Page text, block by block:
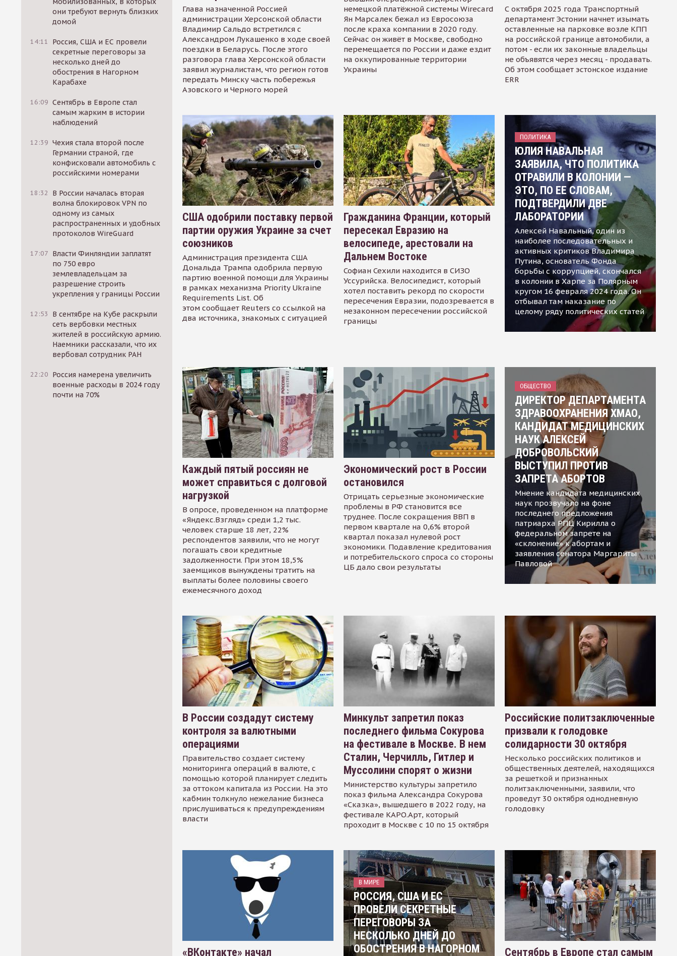
они требуют вернуть близких
домой
14:11
Россия, США и ЕС провели
секретные переговоры за
несколько дней до
обострения в Нагорном
Карабахе
16:09 Сентябрь в Европе стал
самым жарким в истории
наблюдений
12:39 Чехия стала второй после
Германии страной, где
конфисковали автомобиль с
российскими номерами
18:32
В России началась вторая
волна блокировок VPN по
одному из самых
распространенных и удобных
протоколов WireGuard
17:07 Власти Финляндии заплатят
по 750 евро
землевладельцам за
разрешение строить
укрепления у границы России
12:53
В сентябре на Кубе раскрыли
сеть вербовки местных
жителей в российскую армию.
Наемники рассказали, что их
вербовал сотрудник РАН
22:20 Россия намерена увеличить
военные расходы в 2024 году
почти на 70%
Глава назначенной Россией
администрации Херсонской области
Владимир Сальдо встретился с
Александром Лукашенко в ходе своей
поездки в Беларусь. После этого
разговора глава Херсонской области
заявил журналистам, что регион готов
передать Минску часть побережья
Азовского и Черного морей
немецкой платёжной системы Wirecard
Ян Марсалек бежал из Евросоюза
после краха компании в 2020 году.
Сейчас он живёт в Москве, свободно
перемещается по России и даже ездит
на оккупированные территории
Украины
С октября 2025 года Транспортный
департамент Эстонии начнет изымать
оставленные на парковке возле КПП
на российской границе автомобили, а
потом - если их законные владельцы
не объявятся через месяц - продавать.
Об этом сообщает эстонское издание
ERR
США одобрили поставку первой
партии оружия Украине за счет
союзников
Администрация президента США
Дональда Трампа одобрила первую
партию военной помощи для Украины
в рамках механизма Priority Ukraine
Requirements List. Об
этом сообщает Reuters со ссылкой на
два источника, знакомых с ситуацией
Гражданина Франции, который
пересекал Евразию на
велосипеде, арестовали на
Дальнем Востоке
Софиан Сехили находится в СИЗО
Уссурийска. Велосипедист, который
хотел поставить рекорд по скорости
пересечения Евразии, подозревается в
незаконном пересечении российской
границы
ПОЛИТИКА
ЮЛИЯ НАВАЛЬНАЯ
ЗАЯВИЛА, ЧТО ПОЛИТИКА
ОТРАВИЛИ В КОЛОНИИ —
ЭТО, ПО ЕЕ СЛОВАМ,
ПОДТВЕРДИЛИ ДВЕ
ЛАБОРАТОРИИ
Алексей Навальный, один из
наиболее последовательных и
активных критиков Владимира
Путина, основатель Фонда
борьбы с коррупцией, скончался
в колонии в Харпе за Полярным
кругом 16 февраля 2024 года. Он
отбывал там наказание по
целому ряду политических статей
Каждый пятый россиян не
может справиться с долговой
нагрузкой
В опросе, проведенном на платформе
«Яндекс.Взгляд» среди 1,2 тыс.
человек старше 18 лет, 22%
респондентов заявили, что не могут
погашать свои кредитные
задолженности. При этом 18,5%
заемщиков вынуждены тратить на
выплаты более половины своего
ежемесячного доход
Экономический рост в России
остановился
Отрицать серьезные экономические
проблемы в РФ становится все
труднее. После сокращения ВВП в
первом квартале на 0,6% второй
квартал показал нулевой рост
экономики. Подавление кредитования
и потребительского спроса со стороны
ЦБ дало свои результаты
ОБЩЕСТВО
ДИРЕКТОР ДЕПАРТАМЕНТА
ЗДРАВООХРАНЕНИЯ ХМАО,
КАНДИДАТ МЕДИЦИНСКИХ
НАУК АЛЕКСЕЙ
ДОБРОВОЛЬСКИЙ
ВЫСТУПИЛ ПРОТИВ
ЗАПРЕТА АБОРТОВ
Мнение кандидата медицинских
наук прозвучало на фоне
последнего предложения
патриарха РПЦ Кирилла о
федеральном запрете на
«склонение» к абортам и
заявления сенатора Маргариты
Павловой
В России создадут систему
контроля за валютными
операциями
Правительство создает систему
мониторинга операций в валюте, с
помощью которой планирует следить
за оттоком капитала из России. На это
кабмин толкнуло нежелание бизнеса
прислушиваться к предупреждениям
власти
Минкульт запретил показ
последнего фильма Сокурова
на фестивале в Москве. В нем
Сталин, Черчилль, Гитлер и
Муссолини спорят о жизни
Министерство культуры запретило
показ фильма Александра Сокурова
«Сказка», вышедшего в 2022 году, на
фестивале КАРО.Арт, который
проходит в Москве с 10 по 15 октября
Российские политзаключенные
призвали к голодовке
солидарности 30 октября
Несколько российских политиков и
общественных деятелей, находящихся
за решеткой и признанных
политзаключенными, заявили, что
проведут 30 октября однодневную
голодовку
«ВКонтакте» начал
В МИРЕ
РОССИЯ, США И ЕС
ПРОВЕЛИ СЕКРЕТНЫЕ
ПЕРЕГОВОРЫ ЗА
НЕСКОЛЬКО ДНЕЙ ДО
ОБОСТРЕНИЯ В НАГОРНОМ
Сентябрь в Европе стал самым